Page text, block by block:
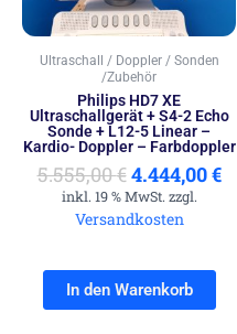
Ultraschall / Doppler / Sonden
/Zubehör
Philips HD7 XE
Ultraschallgerät + S4-2 Echo
Sonde + L12-5 Linear –
Kardio- Doppler – Farbdoppler
5.555,00€4.444,00€
inkl. 19 % MwSt. zzgl.
Versandkosten
In den Warenkorb